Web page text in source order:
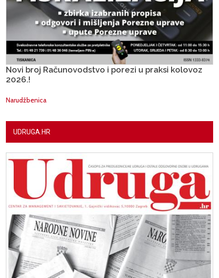
Novi broj Računovodstvo i porezi u praksi kolovoz
2026.!
Narudžbenica
UDRUGA.HR